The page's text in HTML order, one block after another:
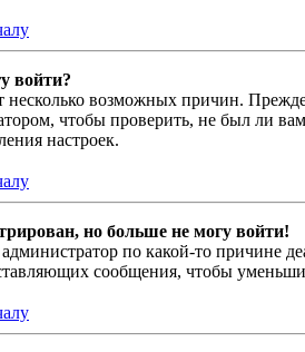
войти?
несколько возможных причин.
чтобы проверить, не был ли
настроек.
но больше не могу войти!
по какой-то причине
сообщения, чтобы